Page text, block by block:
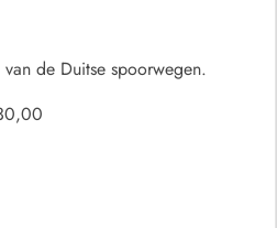
de Duitse spoorwegen.